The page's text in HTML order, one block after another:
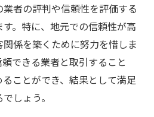
者の評判や信頼性を評価する
。特に、地元での信頼性が高
係を築くために努力を惜しま
できる業者と取引すること
ことができ、結果として満足
しょう。